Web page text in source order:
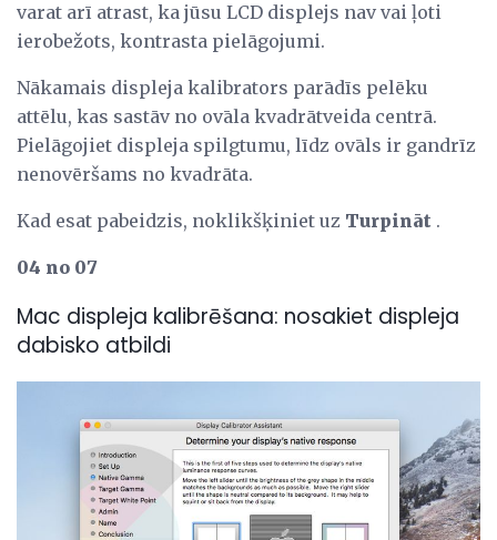
varat arī atrast, ka jūsu LCD displejs nav vai ļoti
ierobežots, kontrasta pielāgojumi.
Nākamais displeja kalibrators parādīs pelēku
attēlu, kas sastāv no ovāla kvadrātveida centrā.
Pielāgojiet displeja spilgtumu, līdz ovāls ir gandrīz
nenovēršams no kvadrāta.
Kad esat pabeidzis, noklikšķiniet uz Turpināt .
04 no 07
Mac displeja kalibrēšana: nosakiet displeja
dabisko atbildi